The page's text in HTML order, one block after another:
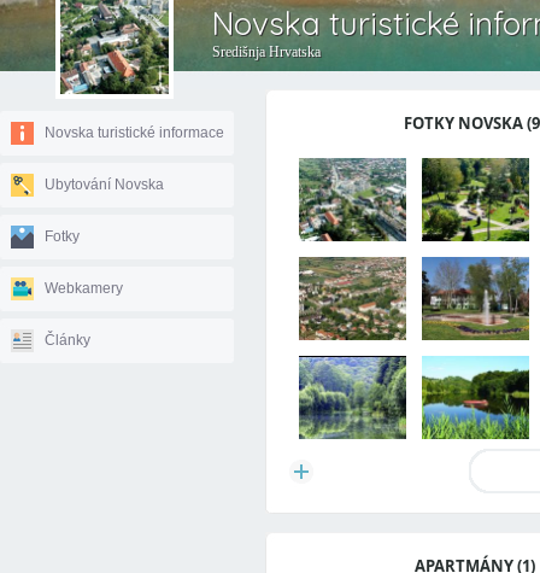
Novska turistické
Središnja Hrvatska
Novska turistické informace
Ubytování Novska
Fotky
Webkamery
Články
FOTKY NOVSKA
APARTMÁNY (1)